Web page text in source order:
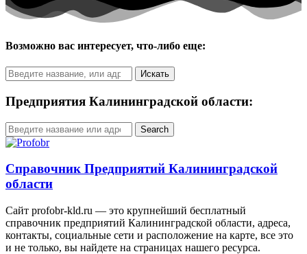
Возможно вас интересует, что-либо еще:
Искать
Предприятия Калининградской области:
Search
Справочник Предприятий Калининградской
области
Сайт profobr-kld.ru — это крупнейший бесплатный
справочник предприятий Калининградской области, адреса,
контакты, социальные сети и расположение на карте, все это
и не только, вы найдете на страницах нашего ресурса.